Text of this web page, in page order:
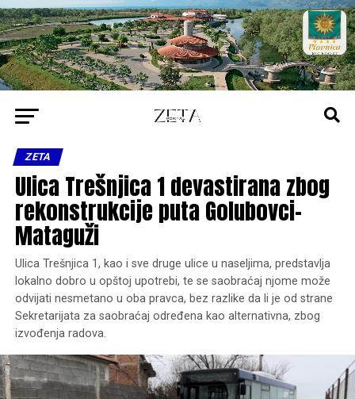
ZETA
Ulica Trešnjica 1 devastirana zbog
rekonstrukcije puta Golubovci-
Mataguži
Ulica Trešnjica 1, kao i sve druge ulice u naseljima, predstavlja
lokalno dobro u opštoj upotrebi, te se saobraćaj njome može
odvijati nesmetano u oba pravca, bez razlike da li je od strane
Sekretarijata za saobraćaj određena kao alternativna, zbog
izvođenja radova.